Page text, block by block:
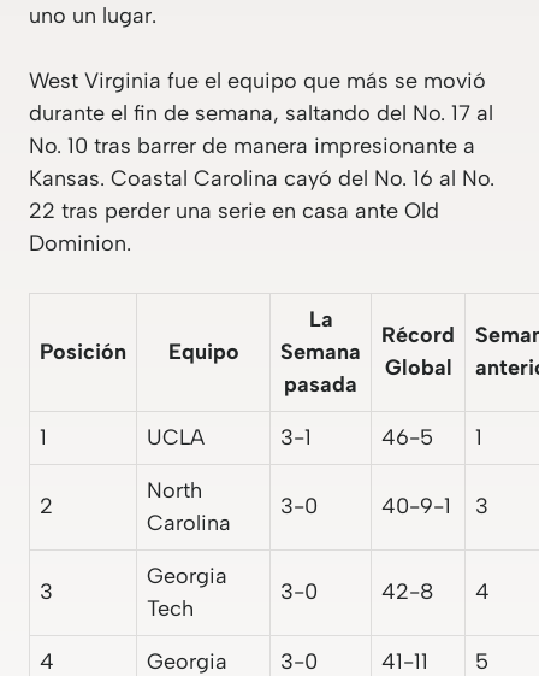
uno un lugar.
West Virginia fue el equipo que más se movió
durante el fin de semana, saltando del No. 17 al
No. 10 tras barrer de manera impresionante a
Kansas. Coastal Carolina cayó del No. 16 al No.
22 tras perder una serie en casa ante Old
Dominion.
Posición Equipo
La
Semana
pasada
Récord
Global
1 UCLA 3-1 46-5 1
2
North
Carolina
3-0 40-9-1 3
3
Georgia
Tech
3-0 42-8 4
4 Georgia 3-0 41-11
5